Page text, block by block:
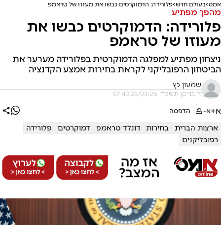
אמס בעולם חדש פלורידה: הדמוקרטים כבשו את מעוזו של טראמפ
מהפך מפתיע
פלורידה: הדמוקרטים כבשו את
מעוזו של טראמפ
ניצחון מפתיע למפלגה הדמוקרטית בפלורידה מערער את
הביטחון הרפובליקני לקראת בחירות אמצע הקדנציה
שמעון כץ
ז' בניסן תשפ"ו, 25/03/26 07:43
א+א- הדפסה
ארצות הברית בחירות דונלד טראמפ דמוקרטים
פלורידה
רפובליקנים